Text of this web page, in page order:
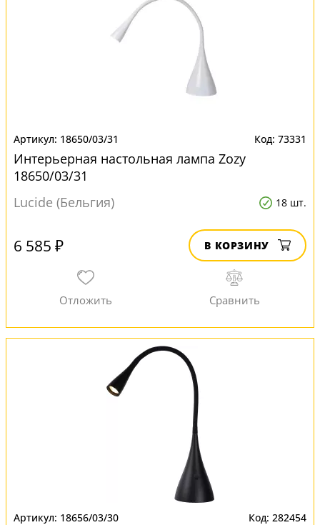
18650/03/31 73331
Интерьерная настольная лампа Zozy
18650/03/31
Lucide (Бельгия)
18 шт.
6 585 ₽ В КОРЗИНУ
18656/03/30 282454